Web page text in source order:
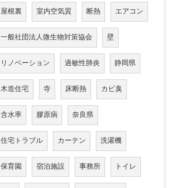
屋根裏 室内空気質 断熱 エアコン
一般社団法人微生物対策協会 壁
リノベーション 過敏性肺炎 静岡県
木造住宅 寺 床断熱 カビ臭
含水率 膠原病 奈良県
住宅トラブル カーテン 洗濯機
保育園 宿泊施設 事務所 トイレ